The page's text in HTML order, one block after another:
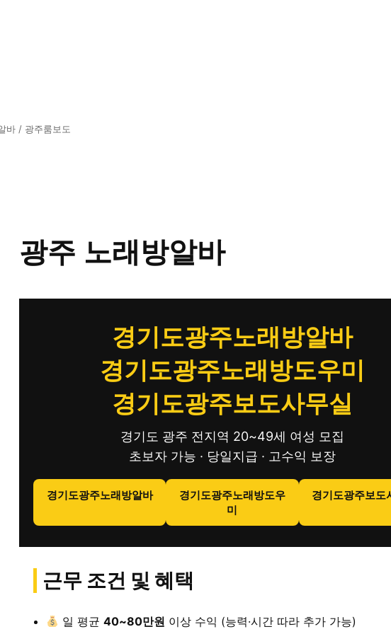
바 / 광주룸보도
광주 노래방알바
경기도광주노래방알바
경기도광주노래방도우미
경기도광주보도사무실
경기도 광주 전지역 20~49세 여성 모집
초보자 가능 · 당일지급 · 고수익 보장
경기도광주노래방알바
경기도광주노래방도우
미
경기도광주보도
근무 조건 및 혜택
일 평균40~80만원 이상 수익 (능력·시간 따라 추가 가능)